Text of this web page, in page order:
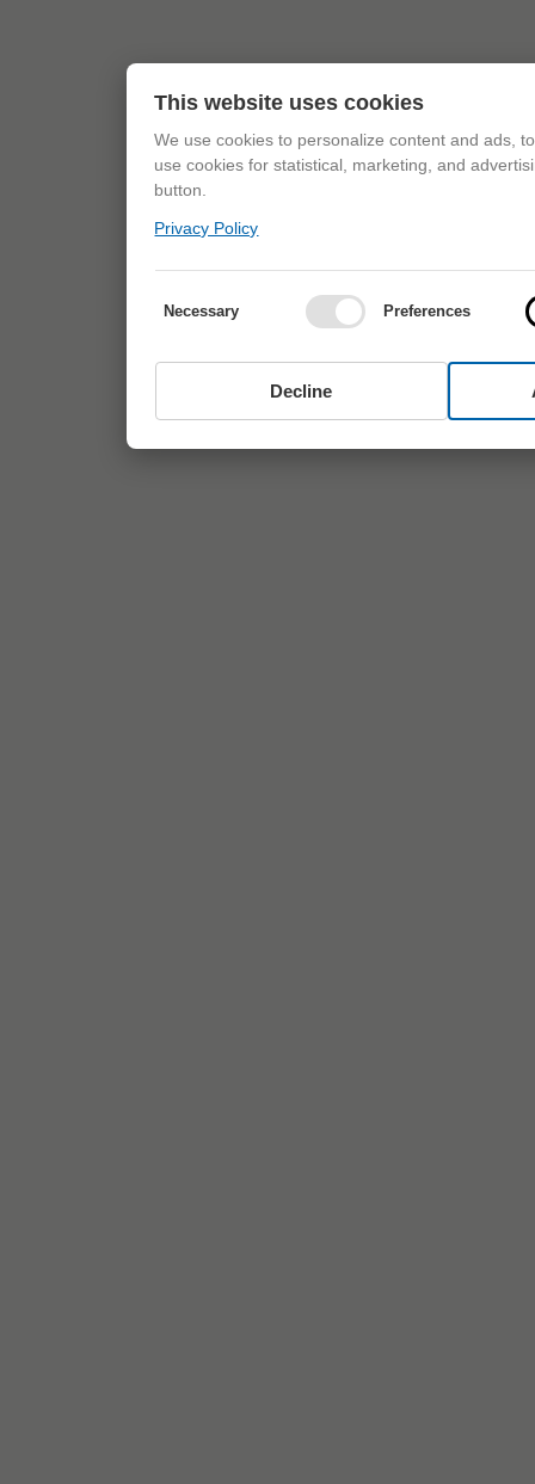
This website uses cookies
We use cookies to personalize content and ads,
use cookies for statistical, marketing, and
button.
Privacy Policy
Necessary Preferences
Decline